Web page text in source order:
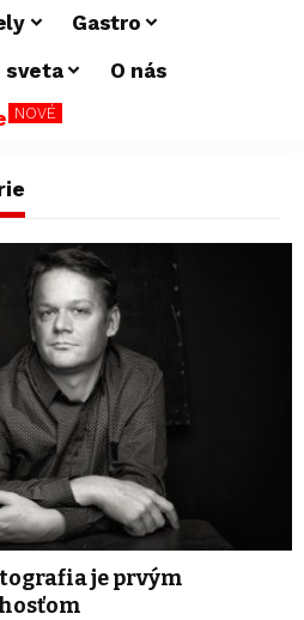
Gastro
sveta
O nás
NOVÉ
je prvým